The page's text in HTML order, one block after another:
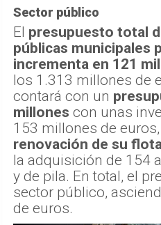
Sector público
El presupuesto total
públicas municipales
incrementa en 121
los 1.313 millones de
contará con un
millones con unas
153 millones de
renovación de su
la adquisición de 154
y de pila. En total, el
sector público,
de euros.